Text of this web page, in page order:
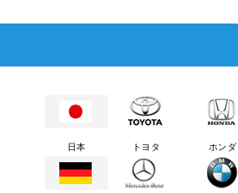
日本 トヨタ ホンダ